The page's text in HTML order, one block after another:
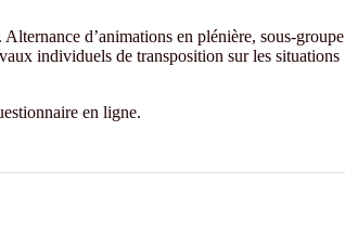
d’animations en plénière, sous-groupe
individuels de transposition sur les situations
en ligne.